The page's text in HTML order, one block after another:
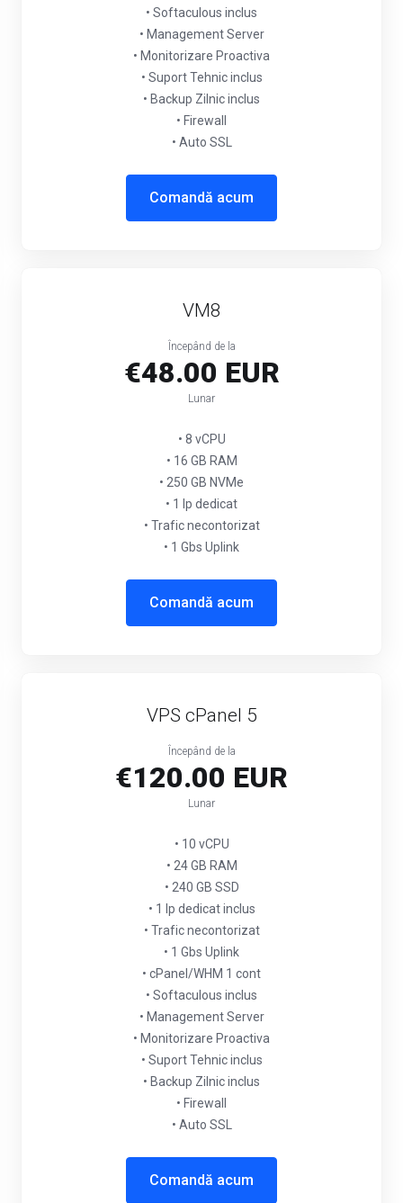
• Softaculous inclus
• Management Server
• Monitorizare Proactiva
• Suport Tehnic inclus
• Backup Zilnic inclus
• Firewall
• Auto SSL
Comandă acum
VM8
Începând de la
€48.00 EUR
Lunar
• 8 vCPU
• 16 GB RAM
• 250 GB NVMe
• 1 Ip dedicat
• Trafic necontorizat
• 1 Gbs Uplink
Comandă acum
VPS cPanel 5
Începând de la
€120.00 EUR
Lunar
• 10 vCPU
• 24 GB RAM
• 240 GB SSD
• 1 Ip dedicat inclus
• Trafic necontorizat
• 1 Gbs Uplink
• cPanel/WHM 1 cont
• Softaculous inclus
• Management Server
• Monitorizare Proactiva
• Suport Tehnic inclus
• Backup Zilnic inclus
• Firewall
• Auto SSL
Comandă acum